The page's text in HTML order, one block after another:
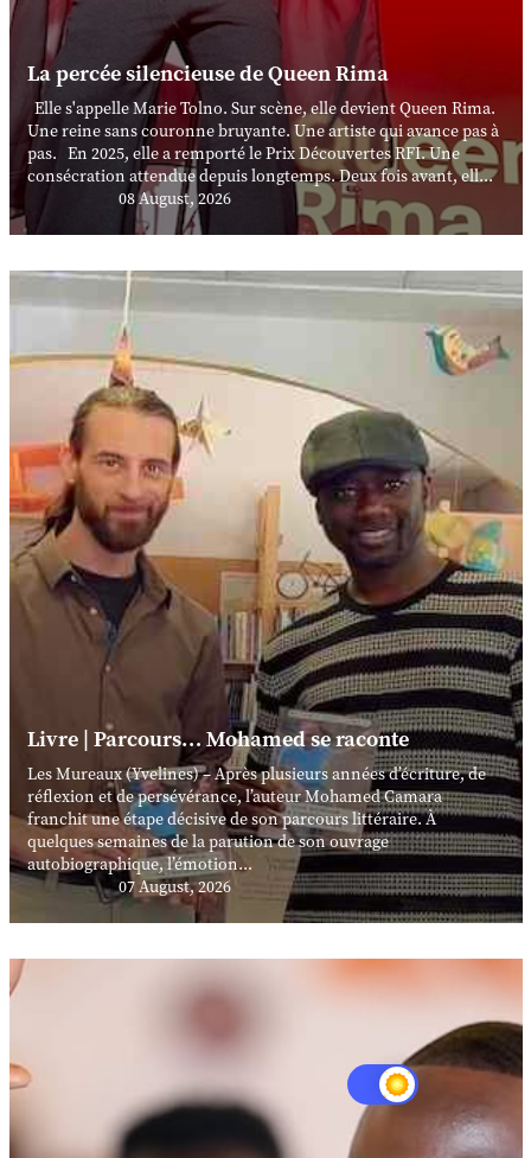
La percée silencieuse de Queen Rima
Elle s'appelle Marie Tolno. Sur scène, elle devient Queen Rima.
Une reine sans couronne bruyante. Une artiste qui avance pas à
pas. En 2025, elle a remporté le Prix Découvertes RFI. Une
consécration attendue depuis longtemps. Deux fois avant, ell...
08 August, 2026
Livre | Parcours… Mohamed se raconte
Les Mureaux (Yvelines) – Après plusieurs années d’écriture, de
réflexion et de persévérance, l’auteur Mohamed Camara
franchit une étape décisive de son parcours littéraire. À
quelques semaines de la parution de son ouvrage
autobiographique, l’émotion...
07 August, 2026